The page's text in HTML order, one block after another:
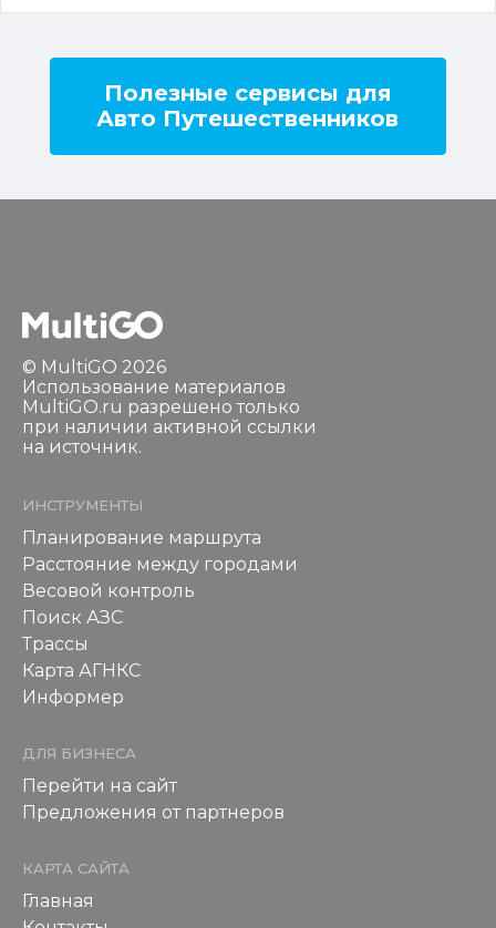
Полезные сервисы для
Авто Путешественников
© MultiGO 2026
Использование материалов
MultiGO.ru разрешено только
при наличии активной ссылки
на источник.
ИНСТРУМЕНТЫ
Планирование маршрута
Расстояние между городами
Весовой контроль
Поиск АЗС
Трассы
Карта АГНКС
Информер
ДЛЯ БИЗНЕСА
Перейти на сайт
Предложения от партнеров
КАРТА САЙТА
Главная